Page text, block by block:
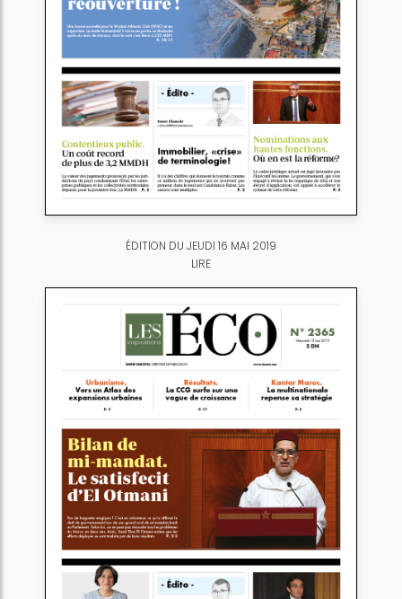
ÉDITION DU JEUDI 16 MAI 2019
LIRE